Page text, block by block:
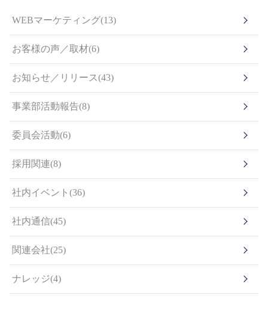
WEBマーケティング(13)
お客様の声／取材(6)
お知らせ／リリース(43)
事業部活動報告(8)
委員会活動(6)
採用関連(8)
社内イベント(36)
社内通信(45)
関連会社(25)
ナレッジ(4)